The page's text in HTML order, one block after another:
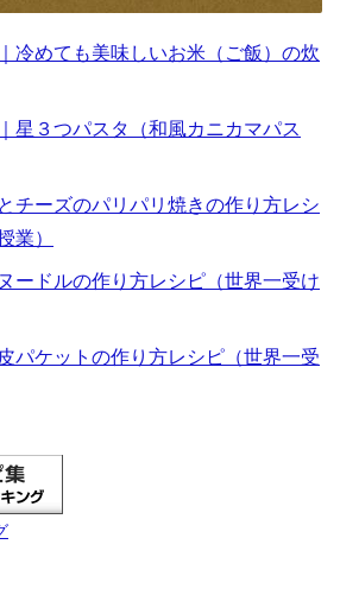
冷めても美味しいお米（ご飯）の炊
星３つパスタ（和風カニカマパス
ーズのパリパリ焼きの作り方レシ
業）
ドルの作り方レシピ（世界一受け
ケットの作り方レシピ（世界一受